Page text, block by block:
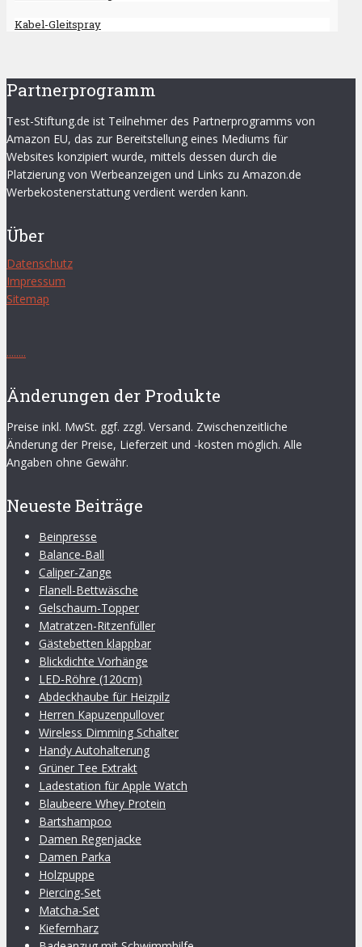
Kabel-Gleitspray
Partnerprogramm
Test-Stiftung.de ist Teilnehmer des Partnerprogramms von
Amazon EU, das zur Bereitstellung eines Mediums für
Websites konzipiert wurde, mittels dessen durch die
Platzierung von Werbeanzeigen und Links zu Amazon.de
Werbekostenerstattung verdient werden kann.
Über
Datenschutz
Impressum
Sitemap
........
Änderungen der Produkte
Preise inkl. MwSt. ggf. zzgl. Versand. Zwischenzeitliche
Änderung der Preise, Lieferzeit und -kosten möglich. Alle
Angaben ohne Gewähr.
Neueste Beiträge
Beinpresse
Balance-Ball
Caliper-Zange
Flanell-Bettwäsche
Gelschaum-Topper
Matratzen-Ritzenfüller
Gästebetten klappbar
Blickdichte Vorhänge
LED-Röhre (120cm)
Abdeckhaube für Heizpilz
Herren Kapuzenpullover
Wireless Dimming Schalter
Handy Autohalterung
Grüner Tee Extrakt
Ladestation für Apple Watch
Blaubeere Whey Protein
Bartshampoo
Damen Regenjacke
Damen Parka
Holzpuppe
Piercing-Set
Matcha-Set
Kiefernharz